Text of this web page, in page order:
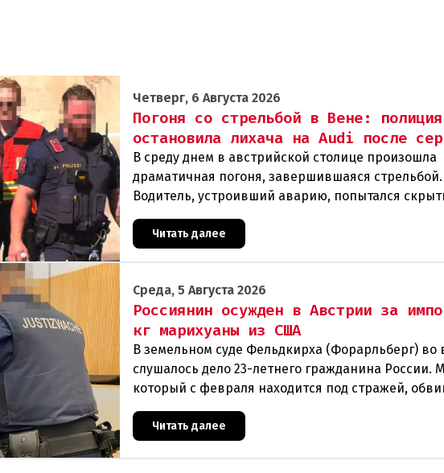
Четверг, 6 Августа 2026
Погоня со стрельбой в Вене: полиция
остановила лихача на Audi после
В среду днем в австрийской столице произошла
драматичная погоня, завершившаяся стрельбой.
Водитель, устроивший аварию, попытался
полиции, спровоцировав несколько новых
столкновений.Что слу
Читать далее
Среда, 5 Августа 2026
Россиянин осужден в Австрии за
кг марихуаны из США
В земельном суде Фельдкирха (Форарльберг) во
слушалось дело 23-летнего гражданина России.
который с февраля находится под стражей,
Читать далее